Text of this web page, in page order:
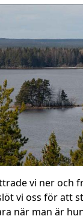
vi ner och
vi oss för att
när man är